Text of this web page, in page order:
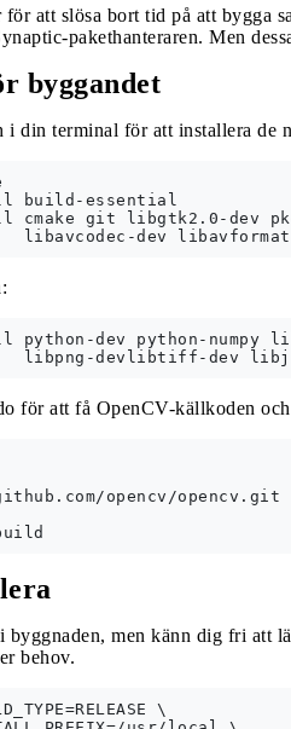
för att slösa bort tid på att bygga
pakethanteraren. Men
byggandet
i din terminal för att installera de
build-essential
cmake git libgtk2.0-dev
python-dev python-numpy
för att få OpenCV-källkoden
opencv/opencv.git
men känn dig fri att
behov.
\